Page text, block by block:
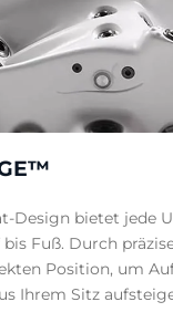
Design bietet jede
Fuß. Durch
Position, um
Ihrem Sitz